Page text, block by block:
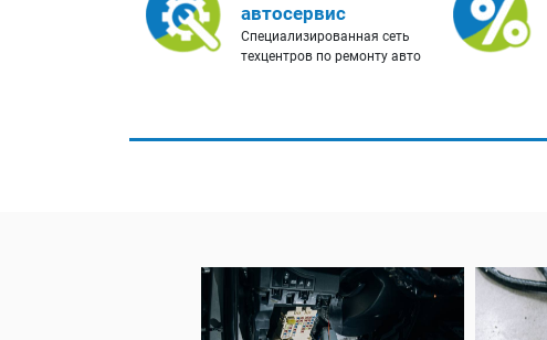
автосервис
Специализированная сеть
техцентров по ремонту авто